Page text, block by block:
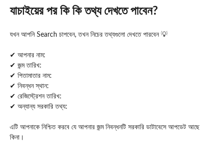
যাচাইয়ের পর কি কি তথ্য দেখতে পাবেন?
যখন আপনি Search চাপবেন, তখন নিচের তথ্যগুলো দেখতে পারবেন 💡
✔ আপনার নাম:
✔ জন্ম তারিখ:
✔ পিতামাতার নাম:
✔ নিবন্ধন স্থান:
✔ রেজিস্ট্রেশন তারিখ:
✔ অন্যান্য সরকারি তথ্য:
এটি আপনাকে নিশ্চিত করবে যে আপনার জন্ম নিবন্ধনটি সরকারি ডাটাবেসে আপডেট আছে
কিনা।